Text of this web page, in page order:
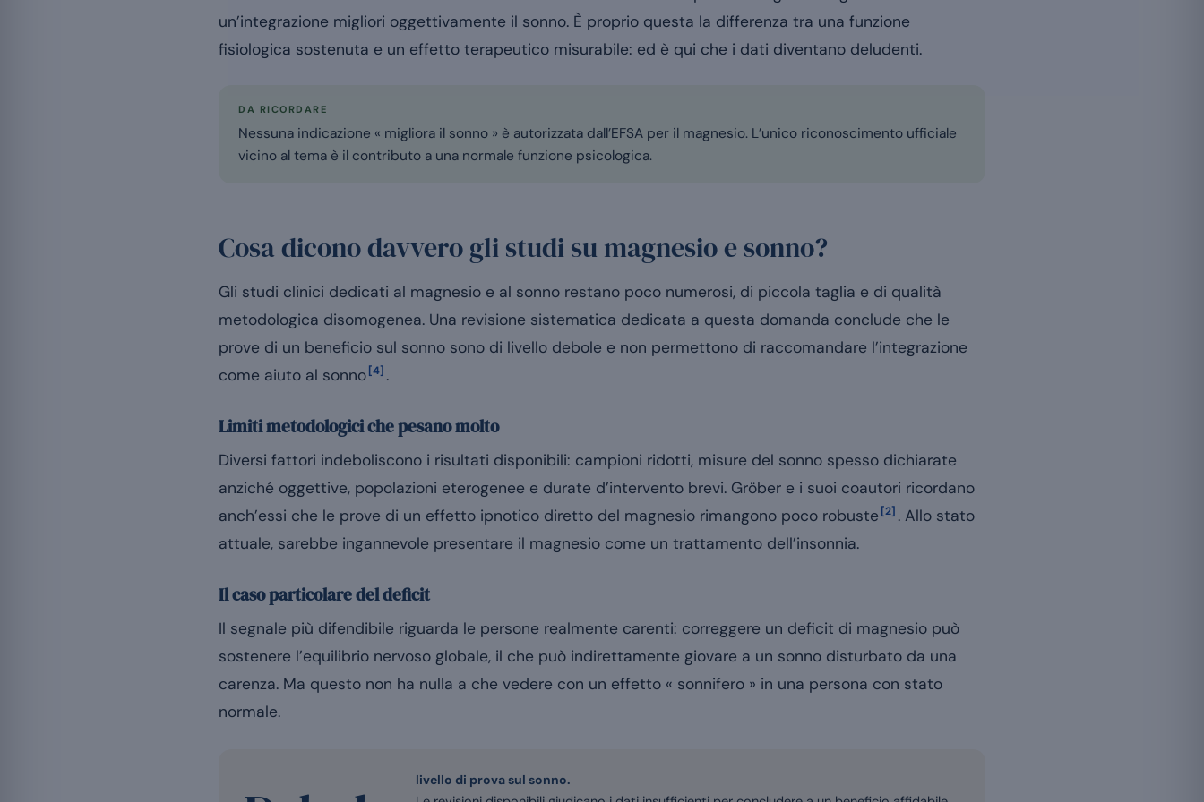
un’integrazione migliori oggettivamente il sonno. È proprio questa la differenza tra una funzione
fisiologica sostenuta e un effetto terapeutico misurabile: ed è qui che i dati diventano deludenti.
DA RICORDARE
Nessuna indicazione « migliora il sonno » è autorizzata dall’EFSA per il magnesio. L’unico riconoscimento ufficiale
vicino al tema è il contributo a una normale funzione psicologica.
Cosa dicono davvero gli studi su magnesio e sonno?
Gli studi clinici dedicati al magnesio e al sonno restano poco numerosi, di piccola taglia e di qualità
metodologica disomogenea. Una revisione sistematica dedicata a questa domanda conclude che le
prove di un beneficio sul sonno sono di livello debole e non permettono di raccomandare l’integrazione
come aiuto al sonno[4] .
Limiti metodologici che pesano molto
Diversi fattori indeboliscono i risultati disponibili: campioni ridotti, misure del sonno spesso dichiarate
anziché oggettive, popolazioni eterogenee e durate d’intervento brevi. Gröber e i suoi coautori ricordano
anch’essi che le prove di un effetto ipnotico diretto del magnesio rimangono poco robuste [2] . Allo stato
attuale, sarebbe ingannevole presentare il magnesio come un trattamento dell’insonnia.
Il caso particolare del deficit
Il segnale più difendibile riguarda le persone realmente carenti: correggere un deficit di magnesio può
sostenere l’equilibrio nervoso globale, il che può indirettamente giovare a un sonno disturbato da una
carenza. Ma questo non ha nulla a che vedere con un effetto « sonnifero » in una persona con stato
normale.
livello di prova sul sonno.